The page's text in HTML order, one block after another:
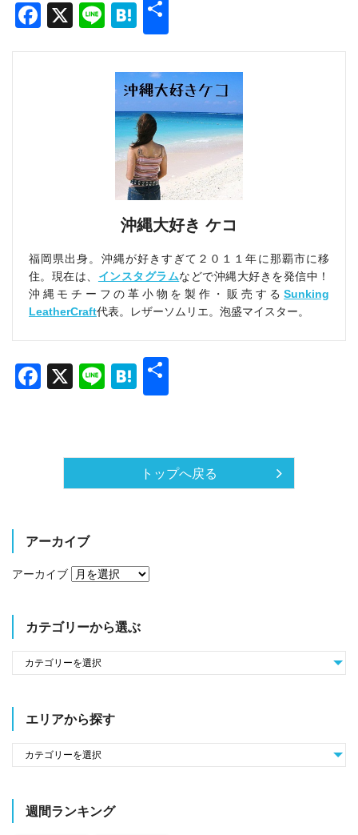
Facebook
X LineHatena
沖縄大好き ケコ
福岡県出身。沖縄が好きすぎて２０１１年に那覇市に移
住。現在は、 インスタグラムなどで沖縄大好きを発信中！
沖縄モチーフの革小物を製作・販売する Sunking
LeatherCraft代表。レザーソムリエ。泡盛マイスター。
Facebook
X LineHatena
トップへ戻る
アーカイブ
アーカイブ
カテゴリーから選ぶ
エリアから探す
週間ランキング